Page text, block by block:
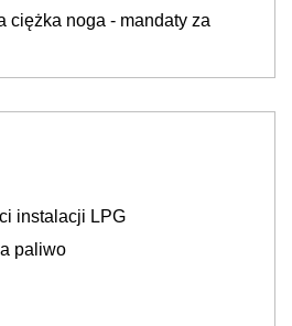
ciężka noga - mandaty za
instalacji LPG
paliwo